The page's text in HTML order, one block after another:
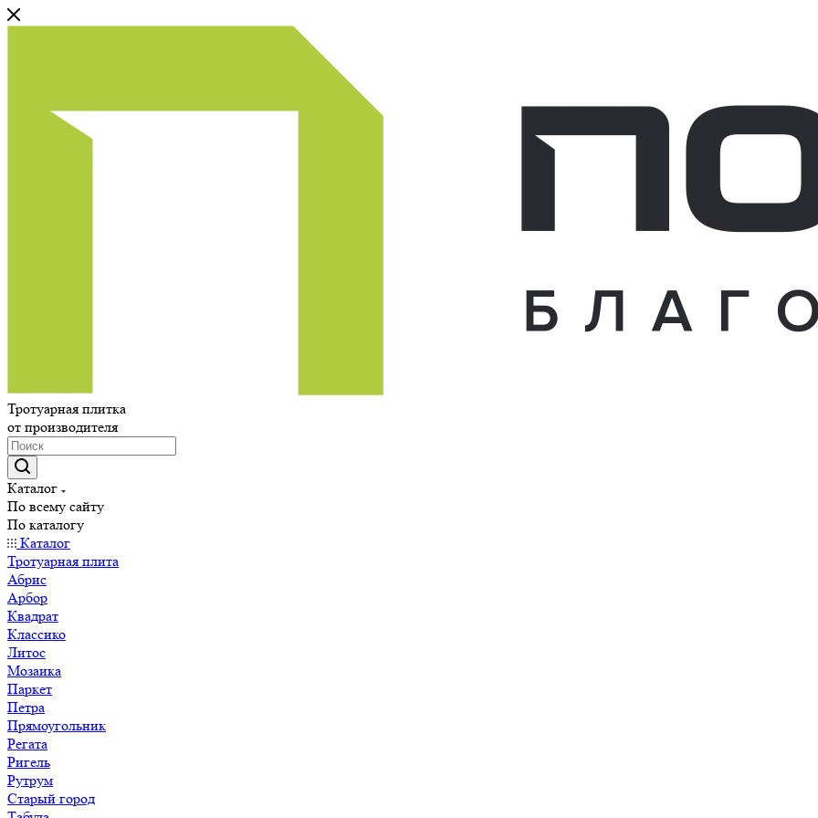
Тротуарная плитка
от производителя
Каталог
По всему сайту
По каталогу
Каталог
Тротуарная плита
Абрис
Арбор
Квадрат
Классико
Литос
Мозаика
Паркет
Петра
Прямоугольник
Регата
Ригель
Рутрум
Старый город